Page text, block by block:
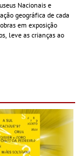
Nacionais e
geográfica de cada
em exposição
leve as crianças ao